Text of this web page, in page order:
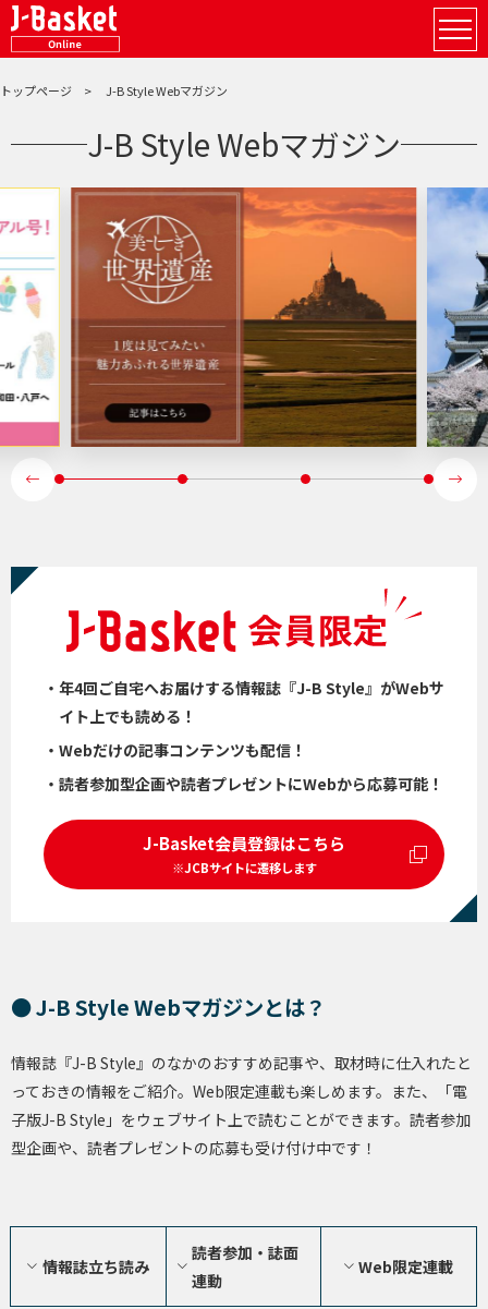
トップページ J-B Style Webマガジン
J-B Style Webマガジン
・年4回ご自宅へお届けする情報誌『J-B Style』がWebサ
イト上でも読める！
・Webだけの記事コンテンツも配信！
・読者参加型企画や読者プレゼントにWebから応募可能！
J-Basket会員登録はこちら
※JCBサイトに遷移します
● J-B Style Webマガジンとは？
情報誌『J-B Style』のなかのおすすめ記事や、取材時に仕入れたと
っておきの情報をご紹介。Web限定連載も楽しめます。また、「電
子版J-B Style」をウェブサイト上で読むことができます。読者参加
型企画や、読者プレゼントの応募も受け付け中です！
情報誌立ち読み
読者参加・誌面
連動
Web限定連載